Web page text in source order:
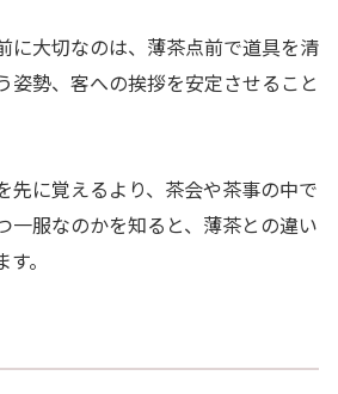
に大切なのは、薄茶点前で道具を清
姿勢、客への挨拶を安定させること
先に覚えるより、茶会や茶事の中で
一服なのかを知ると、薄茶との違い
。